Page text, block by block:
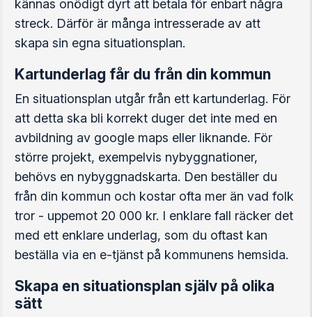
kännas onödigt dyrt att betala för enbart några
streck. Därför är många intresserade av att
skapa sin egna situationsplan.
Kartunderlag får du från din kommun
En situationsplan utgår från ett kartunderlag. För
att detta ska bli korrekt duger det inte med en
avbildning av google maps eller liknande. För
större projekt, exempelvis nybyggnationer,
behövs en nybyggnadskarta. Den beställer du
från din kommun och kostar ofta mer än vad folk
tror - uppemot 20 000 kr. I enklare fall räcker det
med ett enklare underlag, som du oftast kan
beställa via en e-tjänst på kommunens hemsida.
Skapa en situationsplan själv på olika
sätt